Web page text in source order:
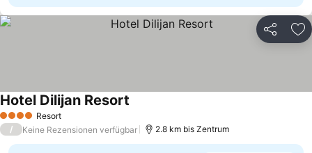
Teilen
4 Sterne Resort
Hotel Dilijan Resort
/ Keine Rezensionen verfügbar 2.8 km bis Zentrum